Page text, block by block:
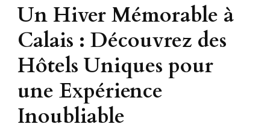
Un Hiver Mémorable à
Calais : Découvrez des
Hôtels Uniques pour
une Expérience
Inoubliable